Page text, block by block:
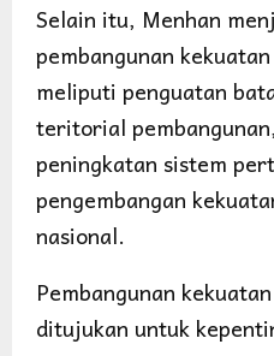
Selain itu, Menhan
pembangunan
meliputi penguatan
teritorial
peningkatan sistem
pengembangan
nasional.
Pembangunan
ditujukan untuk